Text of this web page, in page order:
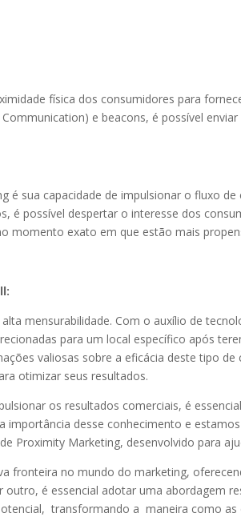
física dos consumidores para
e beacons, é possível
é sua capacidade de impulsionar o fluxo
é possível despertar o interesse dos
momento exato em que estão mais
mensurabilidade. Com o auxílio de
para um local específico após
valiosas sobre a eficácia deste tipo
otimizar seus resultados.
os resultados comerciais, é
importância desse conhecimento e
Proximity Marketing, desenvolvido para
fronteira no mundo do marketing,
é essencial adotar uma abordagem
transformando a maneira como as